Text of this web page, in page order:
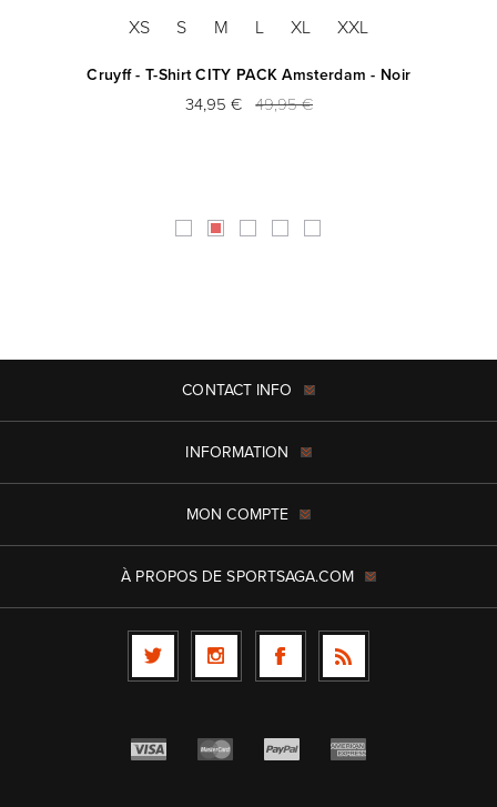
XS S M L XL XXL
Cruyff - T-Shirt CITY PACK Amsterdam - Noir
34,95 € 49,95 €
CONTACT INFO
INFORMATION
MON COMPTE
À PROPOS DE SPORTSAGA.COM